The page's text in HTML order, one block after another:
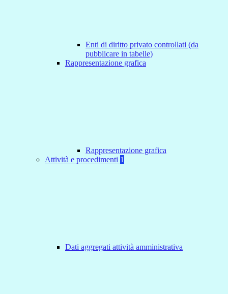
Enti di diritto privato controllati (da
pubblicare in tabelle)
Rappresentazione grafica
Rappresentazione grafica
Attività e procedimenti 1
Dati aggregati attività amministrativa